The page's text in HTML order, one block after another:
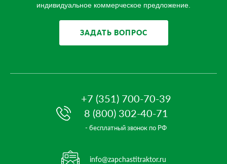
индивидуальное коммерческое предложение.
ЗАДАТЬ ВОПРОС
+7 (351) 700-70-39
8 (800) 302-40-71
- бесплатный звонок по РФ
info@zapchastitraktor.ru